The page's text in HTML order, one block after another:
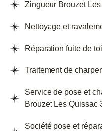
Zingueur Brouzet
Nettoyage et
Réparation fuite de
Traitement de
Service de pose et
Brouzet Les Quissac
Société pose et